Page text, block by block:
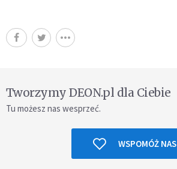
Tworzymy DEON.pl dla Ciebie
Tu możesz nas wesprzeć.
WSPOMÓŻ NAS